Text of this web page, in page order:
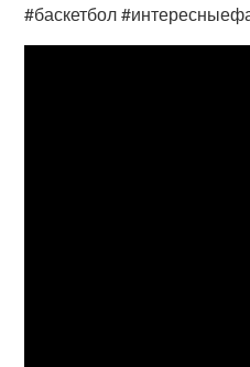
#баскетбол